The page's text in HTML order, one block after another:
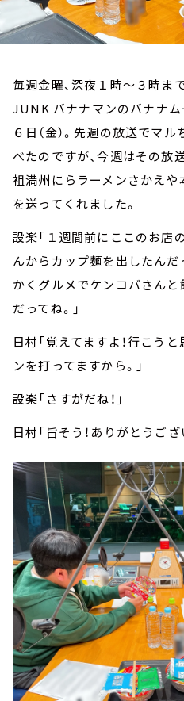
毎週金曜、深夜１時～３時ま
JUNK バナナマンのバナナム
６日（金）。先週の放送でマ
べたのですが、今週はその放
祖満州にらラーメンさかえや
を送ってくれました。
設楽「１週間前にここのお店
んからカップ麺を出したんだ
かくグルメでケンコバさん
だってね。」
日村「覚えてますよ！行こう
ンを打ってますから。」
設楽「さすがだね！」
日村「旨そう！ありがとうござ